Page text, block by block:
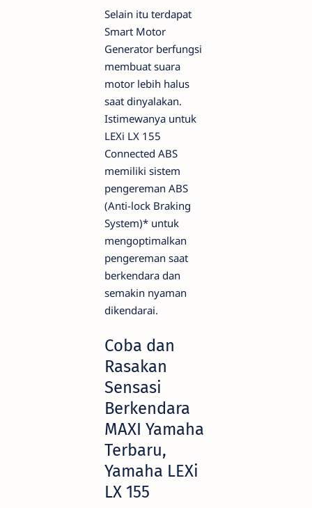
Selain itu terdapat
Smart Motor
Generator berfungsi
membuat suara
motor lebih halus
saat dinyalakan.
Istimewanya untuk
LEXi LX 155
Connected ABS
memiliki sistem
pengereman ABS
(Anti-lock Braking
System)* untuk
mengoptimalkan
pengereman saat
berkendara dan
semakin nyaman
dikendarai.
Coba dan
Rasakan
Sensasi
Berkendara
MAXI Yamaha
Terbaru,
Yamaha LEXi
LX 155